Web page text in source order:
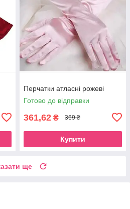
Перчатки атласні рожеві
Готово до відправки
361,62 ₴ 369 ₴
Купити
ще